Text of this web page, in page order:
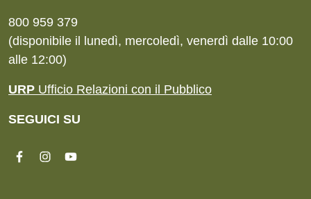
800 959 379
(disponibile il lunedì, mercoledì, venerdì dalle 10:00
alle 12:00)
URP Ufficio Relazioni con il Pubblico
SEGUICI SU